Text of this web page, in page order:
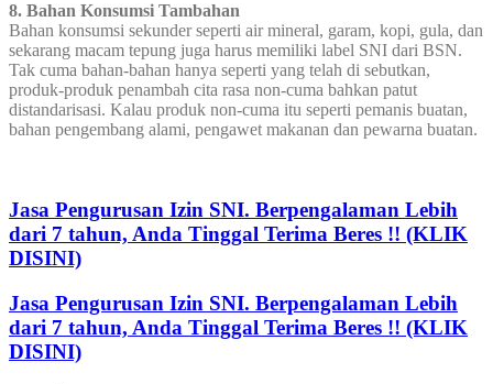
8. Bahan Konsumsi Tambahan
Bahan konsumsi sekunder seperti air mineral, garam, kopi, gula, dan
sekarang macam tepung juga harus memiliki label SNI dari BSN.
Tak cuma bahan-bahan hanya seperti yang telah di sebutkan,
produk-produk penambah cita rasa non-cuma bahkan patut
distandarisasi. Kalau produk non-cuma itu seperti pemanis buatan,
bahan pengembang alami, pengawet makanan dan pewarna buatan.
Jasa Pengurusan Izin SNI. Berpengalaman Lebih
dari 7 tahun, Anda Tinggal Terima Beres !! (KLIK
DISINI)
Jasa Pengurusan Izin SNI. Berpengalaman Lebih
dari 7 tahun, Anda Tinggal Terima Beres !! (KLIK
DISINI)